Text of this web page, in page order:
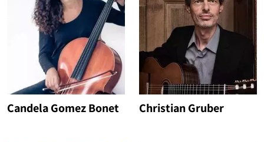
Candela Gomez Bonet Christian Gruber